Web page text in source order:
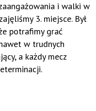
i walki w
3. miejsce. Był
potrafimy grać
w trudnych
a każdy mecz